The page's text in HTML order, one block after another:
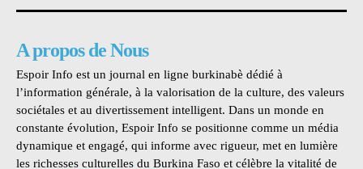
A propos de Nous
Espoir Info est un journal en ligne burkinabè dédié à
l’information générale, à la valorisation de la culture, des valeurs
sociétales et au divertissement intelligent. Dans un monde en
constante évolution, Espoir Info se positionne comme un média
dynamique et engagé, qui informe avec rigueur, met en lumière
les richesses culturelles du Burkina Faso et célèbre la vitalité de